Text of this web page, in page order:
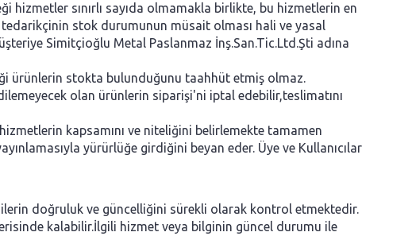
sınırlı sayıda olmamakla birlikte, bu hizmetlerin en
stok durumunun müsait olması hali ve yasal
Simitçioğlu Metal Paslanmaz İnş.San.Tic.Ltd.Şti adına
ürünlerin stokta bulunduğunu taahhüt etmiş olmaz.
olan ürünlerin siparişi'ni iptal edebilir,teslimatını
kapsamını ve niteliğini belirlemekte tamamen
yürürlüğe girdiğini beyan eder. Üye ve Kullanıcılar
doğruluk ve güncelliğini sürekli olarak kontrol etmektedir.
kalabilir.İlgili hizmet veya bilginin güncel durumu ile